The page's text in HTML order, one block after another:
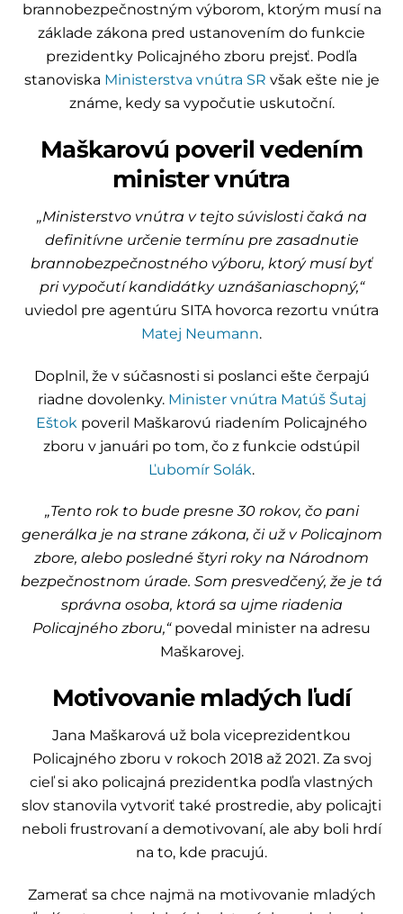
brannobezpečnostným výborom, ktorým musí na
základe zákona pred ustanovením do funkcie
prezidentky Policajného zboru prejsť. Podľa
stanoviska Ministerstva vnútra SR však ešte nie je
známe, kedy sa vypočutie uskutoční.
Maškarovú poveril vedením
minister vnútra
„Ministerstvo vnútra v tejto súvislosti čaká na
definitívne určenie termínu pre zasadnutie
brannobezpečnostného výboru, ktorý musí byť
pri vypočutí kandidátky uznášaniaschopný,“
uviedol pre agentúru SITA hovorca rezortu vnútra
Matej Neumann.
Doplnil, že v súčasnosti si poslanci ešte čerpajú
riadne dovolenky. Minister vnútra Matúš Šutaj
Eštok poveril Maškarovú riadením Policajného
zboru v januári po tom, čo z funkcie odstúpil
Ľubomír Solák.
„Tento rok to bude presne 30 rokov, čo pani
generálka je na strane zákona, či už v Policajnom
zbore, alebo posledné štyri roky na Národnom
bezpečnostnom úrade. Som presvedčený, že je tá
správna osoba, ktorá sa ujme riadenia
Policajného zboru,“povedal minister na adresu
Maškarovej.
Motivovanie mladých ľudí
Jana Maškarová už bola viceprezidentkou
Policajného zboru v rokoch 2018 až 2021. Za svoj
cieľ si ako policajná prezidentka podľa vlastných
slov stanovila vytvoriť také prostredie, aby policajti
neboli frustrovaní a demotivovaní, ale aby boli hrdí
na to, kde pracujú.
Zamerať sa chce najmä na motivovanie mladých